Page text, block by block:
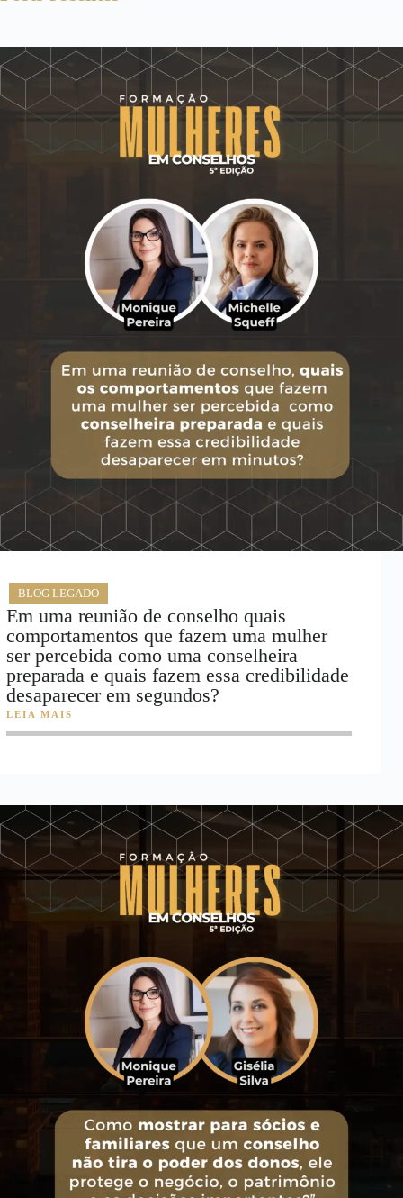
BLOG LEGADO
Em uma reunião de conselho quais
comportamentos que fazem uma mulher
ser percebida como uma conselheira
preparada e quais fazem essa credibilidade
desaparecer em segundos?
LEIA MAIS